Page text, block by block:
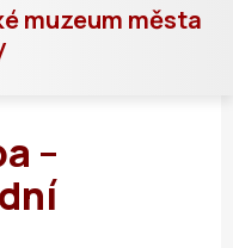
muzeum města
–